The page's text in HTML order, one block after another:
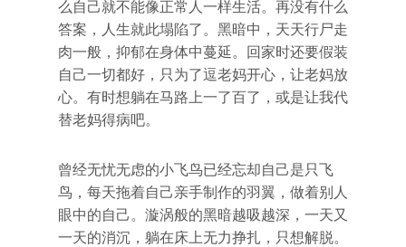
么自己就不能像正常人一样生活。再没有什么
答案，人生就此塌陷了。黑暗中，天天行尸走
肉一般，抑郁在身体中蔓延。回家时还要假装
自己一切都好，只为了逗老妈开心，让老妈放
心。有时想躺在马路上一了百了，或是让我代
替老妈得病吧。
曾经无忧无虑的小飞鸟已经忘却自己是只飞
鸟，每天拖着自己亲手制作的羽翼，做着别人
眼中的自己。漩涡般的黑暗越吸越深，一天又
一天的消沉，躺在床上无力挣扎，只想解脱。